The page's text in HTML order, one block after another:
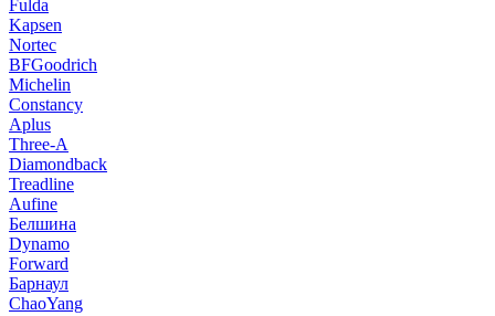
Fulda
Kapsen
Nortec
BFGoodrich
Michelin
Constancy
Aplus
Three-A
Diamondback
Treadline
Aufine
Белшина
Dynamo
Forward
Барнаул
ChaoYang